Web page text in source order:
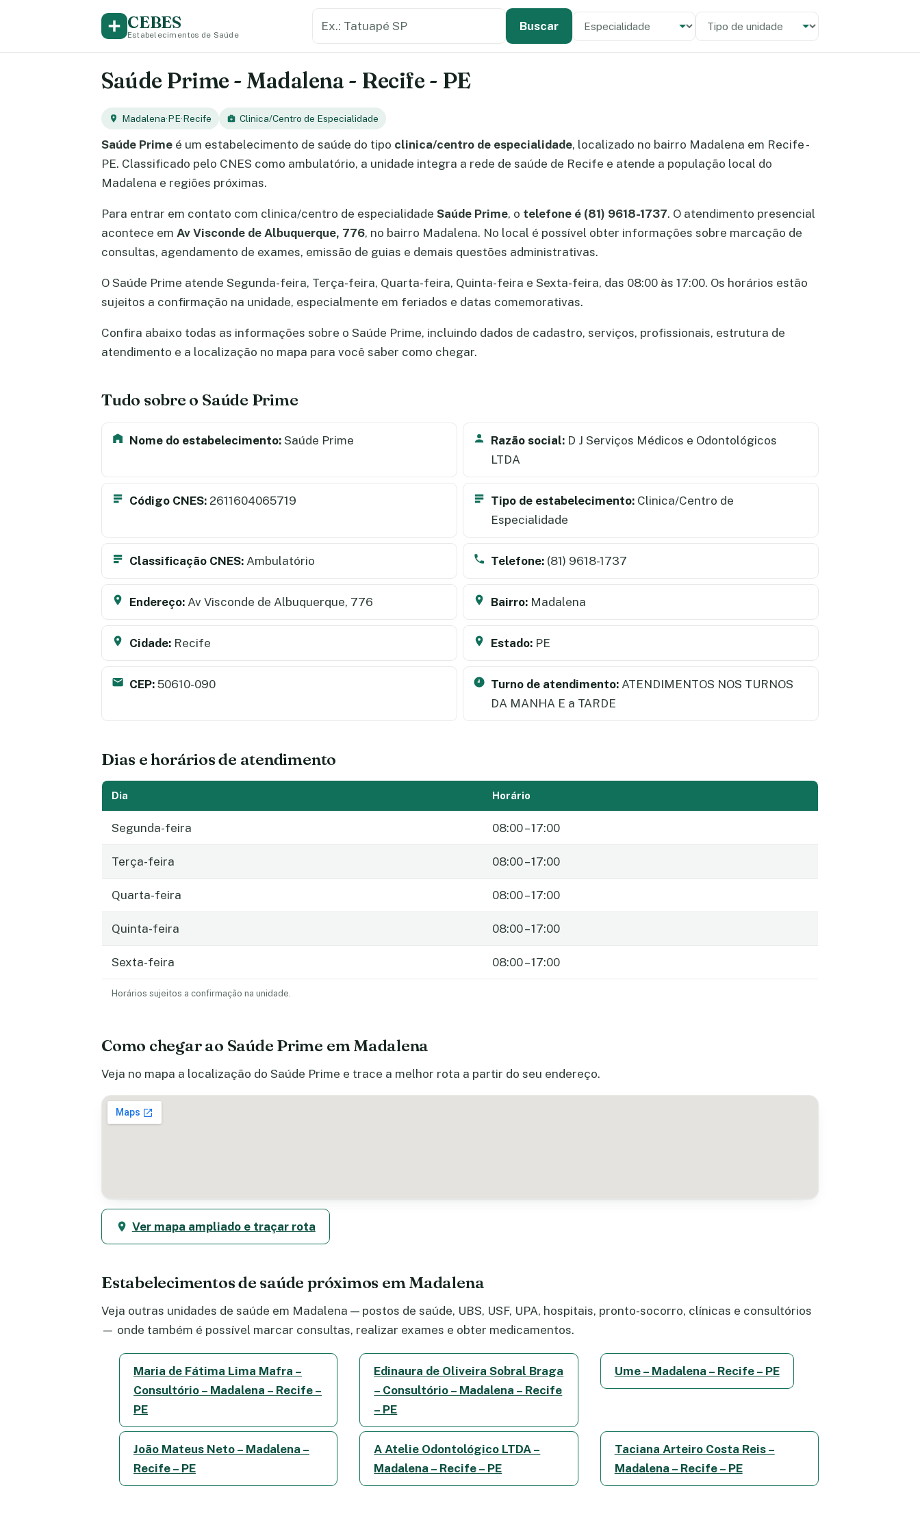
CEBES
Estabelecimentos de Saúde
Buscar Especialidade
Tipo de unidade
Saúde Prime - Madalena - Recife - PE
Madalena·PE·Recife Clinica/Centro de Especialidade
Saúde Prime é um estabelecimento de saúde do tipo clinica/centro de especialidade, localizado no bairro Madalena em Recife -
PE. Classificado pelo CNES como ambulatório, a unidade integra a rede de saúde de Recife e atende a população local do
Madalena e regiões próximas.
Para entrar em contato com clinica/centro de especialidade Saúde Prime, o telefone é (81) 9618-1737. O atendimento presencial
acontece em Av Visconde de Albuquerque, 776, no bairro Madalena. No local é possível obter informações sobre marcação de
consultas, agendamento de exames, emissão de guias e demais questões administrativas.
O Saúde Prime atende Segunda-feira, Terça-feira, Quarta-feira, Quinta-feira e Sexta-feira, das 08:00 às 17:00. Os horários estão
sujeitos a confirmação na unidade, especialmente em feriados e datas comemorativas.
Confira abaixo todas as informações sobre o Saúde Prime, incluindo dados de cadastro, serviços, profissionais, estrutura de
atendimento e a localização no mapa para você saber como chegar.
Tudo sobre o Saúde Prime
Nome do estabelecimento: Saúde Prime Razão social: D J Serviços Médicos e Odontológicos
LTDA
Código CNES: 2611604065719 Tipo de estabelecimento: Clinica/Centro de
Especialidade
Classificação CNES: Ambulatório Telefone: (81) 9618-1737
Endereço: Av Visconde de Albuquerque, 776 Bairro: Madalena
Cidade: Recife Estado: PE
CEP: 50610-090 Turno de atendimento: ATENDIMENTOS NOS TURNOS
DA MANHA E a TARDE
Dias e horários de atendimento
Dia Horário
Segunda-feira 08:00 – 17:00
Terça-feira 08:00 – 17:00
Quarta-feira 08:00 – 17:00
Quinta-feira 08:00 – 17:00
Sexta-feira 08:00 – 17:00
Horários sujeitos a confirmação na unidade.
Como chegar ao Saúde Prime em Madalena
Veja no mapa a localização do Saúde Prime e trace a melhor rota a partir do seu endereço.
Ver mapa ampliado e traçar rota
Estabelecimentos de saúde próximos em Madalena
Veja outras unidades de saúde em Madalena — postos de saúde, UBS, USF, UPA, hospitais, pronto-socorro, clínicas e consultórios
— onde também é possível marcar consultas, realizar exames e obter medicamentos.
Maria de Fátima Lima Mafra –
Consultório – Madalena – Recife –
PE
Edinaura de Oliveira Sobral Braga
– Consultório – Madalena – Recife
– PE
Ume – Madalena – Recife – PE
João Mateus Neto – Madalena –
Recife – PE
A Atelie Odontológico LTDA –
Madalena – Recife – PE
Taciana Arteiro Costa Reis –
Madalena – Recife – PE